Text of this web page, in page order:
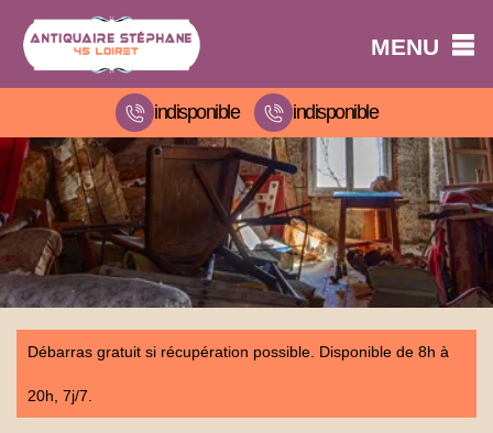
MENU
indisponible indisponible
Débarras gratuit si récupération possible. Disponible de 8h à
20h, 7j/7.